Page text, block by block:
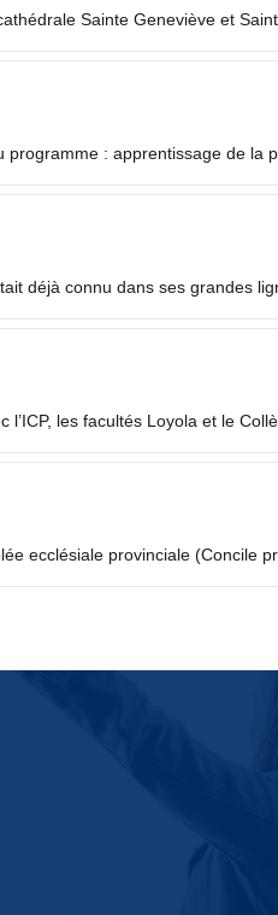
Sainte Geneviève et Saint
: apprentissage de la
déjà connu dans ses grandes
les facultés Loyola et le
ecclésiale provinciale (Concile